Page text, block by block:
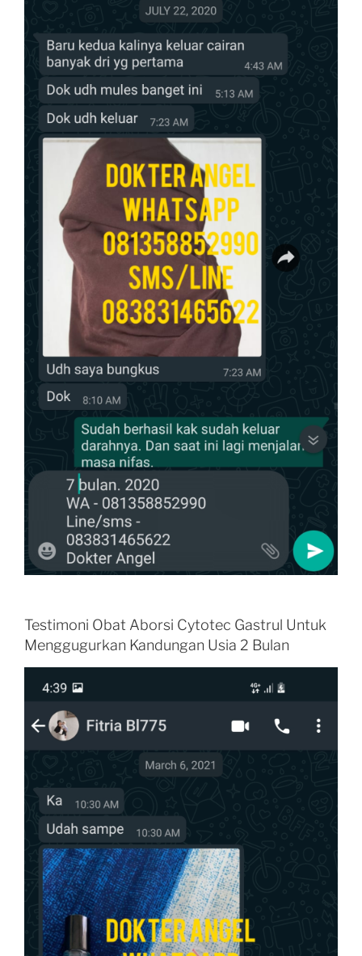
Testimoni Obat Aborsi Cytotec Gastrul Untuk
Menggugurkan Kandungan Usia 2 Bulan